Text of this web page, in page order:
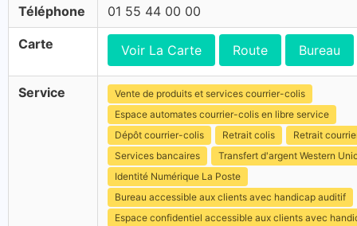
Téléphone 01 55 44 00 00
Carte Voir La Carte Route Bureau
Service
Vente de produits et services courrier-colis
Espace automates courrier-colis en libre service
Dépôt courrier-colis
Retrait colis
Retrait
Services bancaires
Transfert d'argent Western
Identité Numérique La Poste
Bureau accessible aux clients avec handicap auditif
Espace confidentiel accessible aux clients avec